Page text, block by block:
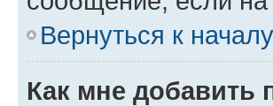
Вернуться к началу
Как мне добавить